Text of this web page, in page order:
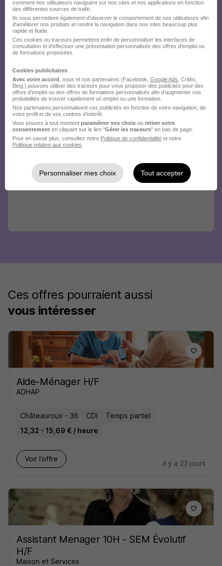
Ces offres pourraient aussi
vous intéresser
Aide-Ménager H/F
ADHAP
Châteauroux - 36 CDI
Temps partiel
12,32 - 15,69 € / heure
Voir l’offre
il y a 23 jours
Assistant Menager 10H - SEM Évolutif
H/F
Maison et Services
comment nos utilisateurs naviguent sur nos sites et nos applications en fonction
des différentes sources de trafic.
Ils nous permettent également d’observer le comportement de nos utilisateurs afin
d'améliorer nos produits et rendre la navigation dans nos sites beaucoup plus
rapide et fluide.
Ces cookies ou traceurs permettent enfin de personnaliser les interfaces de
consultation et d'effectuer une présentation personnalisée des offres d'emploi ou
de formations proposées.
Cookies publicitaires
Avec votre accord , nous et nos partenaires (Facebook, Google Ads , Critéo,
Bing,) pouvons utiliser des traceurs pour vous proposer des publicités pour des
offres d’emploi ou des offres de formations personnalisés afin d’augmenter vos
probabilités de trouver rapidement un emploi ou une formation.
Nos partenaires personnalisent ces publicités en fonction de votre navigation, de
votre profil et de vos centres d’intérêt.
Vous pouvez à tout moment paramétrer vos choix ou retirer votre
consentement en cliquant sur le lien "Gérer les traceurs" en bas de page.
Pour en savoir plus, consultez notre Politique de confidentialité et notre
Politique relative aux cookies
Personnaliser mes choix Tout accepter